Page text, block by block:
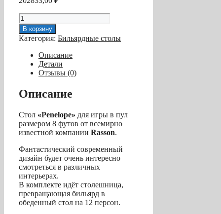
Количество
товара
Стол
/
"Penelope"
(черный)
с
со
столешницей
В корзину
Категория: Бильярдные столы
Описание
Детали
Отзывы (0)
Описание
Стол «Penelope» для игры в пул
размером 8 футов от всемирно
известной компании Rasson.
Фантастический современный
дизайн будет очень интересно
смотреться в различных
интерьерах.
В комплекте идёт столешница,
превращающая бильярд в
обеденный стол на 12 персон.